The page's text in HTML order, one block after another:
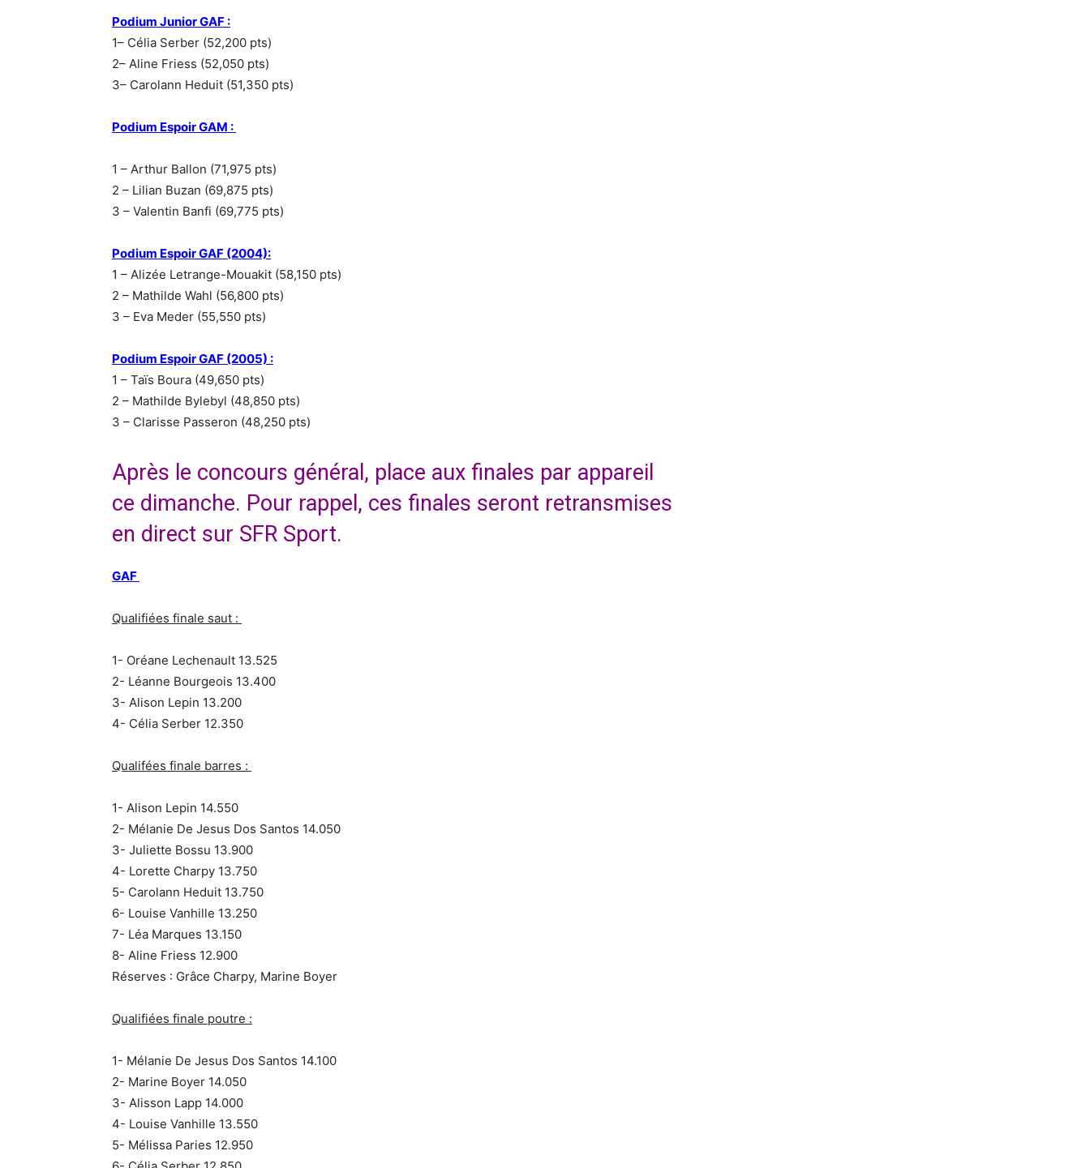
Podium Junior GAF :
1– Célia Serber (52,200 pts)
2– Aline Friess (52,050 pts)
3– Carolann Heduit (51,350 pts)
Podium Espoir GAM :
1 – Arthur Ballon (71,975 pts)
2 – Lilian Buzan (69,875 pts)
3 – Valentin Banfi (69,775 pts)
Podium Espoir GAF (2004):
1 – Alizée Letrange-Mouakit (58,150 pts)
2 – Mathilde Wahl (56,800 pts)
3 – Eva Meder (55,550 pts)
Podium Espoir GAF (2005) :
1 – Taïs Boura (49,650 pts)
2 – Mathilde Bylebyl (48,850 pts)
3 – Clarisse Passeron (48,250 pts)
Après le concours général, place aux finales par appareil
ce dimanche. Pour rappel, ces finales seront retransmises
en direct sur SFR Sport.
GAF
Qualifiées finale saut :
1- Oréane Lechenault 13.525
2- Léanne Bourgeois 13.400
3- Alison Lepin 13.200
4- Célia Serber 12.350
Qualifées finale barres :
1- Alison Lepin 14.550
2- Mélanie De Jesus Dos Santos 14.050
3- Juliette Bossu 13.900
4- Lorette Charpy 13.750
5- Carolann Heduit 13.750
6- Louise Vanhille 13.250
7- Léa Marques 13.150
8- Aline Friess 12.900
Réserves : Grâce Charpy, Marine Boyer
Qualifiées finale poutre :
1- Mélanie De Jesus Dos Santos 14.100
2- Marine Boyer 14.050
3- Alisson Lapp 14.000
4- Louise Vanhille 13.550
5- Mélissa Paries 12.950